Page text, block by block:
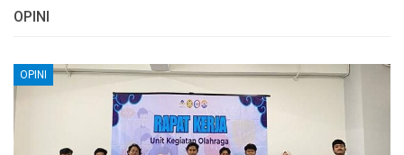
OPINI
OPINI